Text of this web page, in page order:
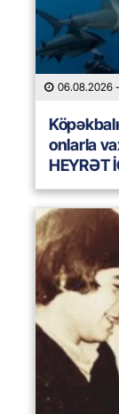
06.08.2026
onlarla
HEYRƏT